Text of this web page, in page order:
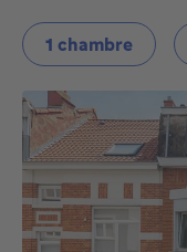
1 chambre